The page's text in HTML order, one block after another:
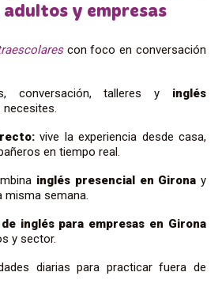
y empresas
con foco en conversación
conversación, talleres y inglés
necesites.
vive la experiencia desde casa,
en tiempo real.
inglés presencial en Girona y
misma semana.
inglés para empresas en Girona
y sector.
diarias para practicar fuera de